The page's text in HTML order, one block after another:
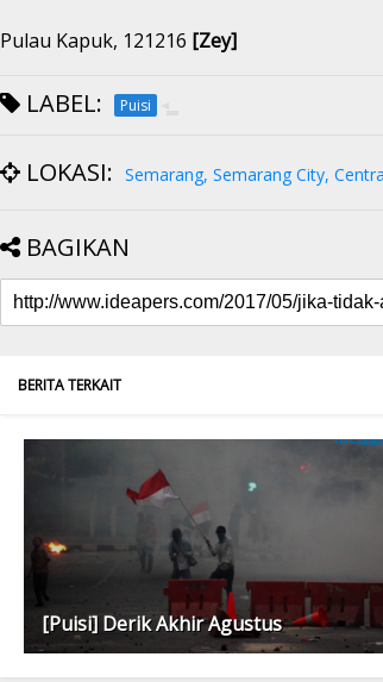
Pulau Kapuk, 121216 [Zey]
LABEL: Puisi
LOKASI: Semarang, Semarang City,
BAGIKAN
BERITA TERKAIT
[Puisi] Derik Akhir Agustus